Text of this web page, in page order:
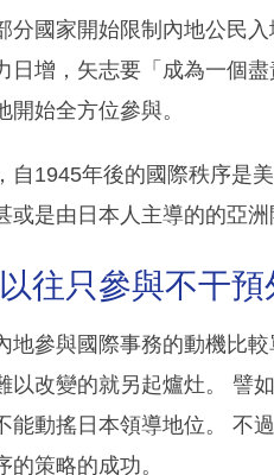
分國家開始限制內地公民
日增，矢志要「成為一個
始全方位參與。
自1945年後的國際秩序是
是由日本人主導的的亞洲
往只參與不干預
地參與國際事務的動機比
以改變的就另起爐灶。 譬
動搖日本領導地位。 不過
策略的成功。